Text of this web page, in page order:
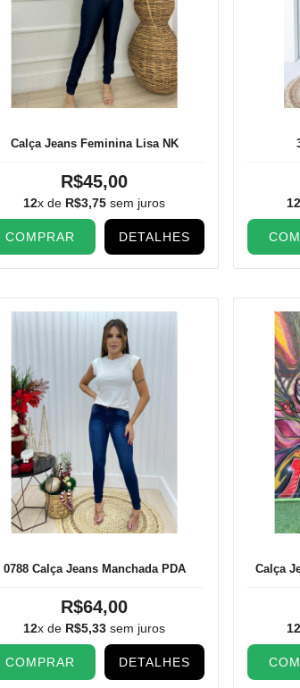
Calça Jeans Feminina Lisa NK
R$45,00
12x de R$3,75 sem juros
COMPRAR DETALHES
12
0788 Calça Jeans Manchada PDA
R$64,00
12x de R$5,33 sem juros
COMPRAR DETALHES
Calça
12